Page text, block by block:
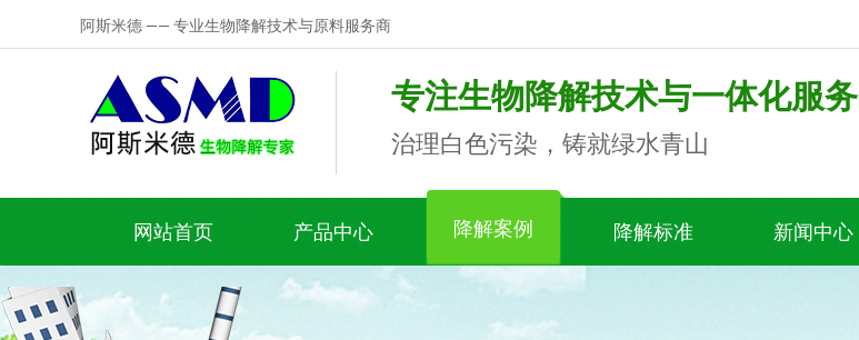
阿斯米德 —— 专业生物降解技术与原料服务商
专注生物降解技术与一体化服务
治理白色污染，铸就绿水青山
网站首页 产品中心 降解案例 降解标准 新闻中心